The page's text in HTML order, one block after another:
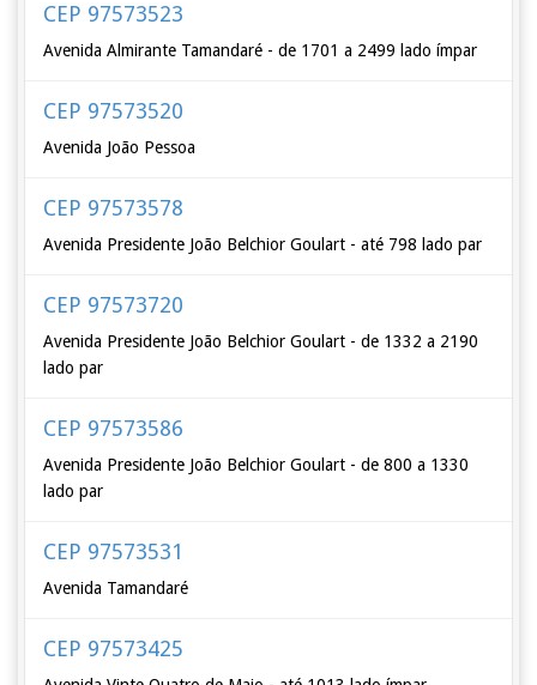
CEP 97573523
Avenida Almirante Tamandaré - de 1701 a 2499 lado ímpar
CEP 97573520
Avenida João Pessoa
CEP 97573578
Avenida Presidente João Belchior Goulart - até 798 lado par
CEP 97573720
Avenida Presidente João Belchior Goulart - de 1332 a 2190
lado par
CEP 97573586
Avenida Presidente João Belchior Goulart - de 800 a 1330
lado par
CEP 97573531
Avenida Tamandaré
CEP 97573425